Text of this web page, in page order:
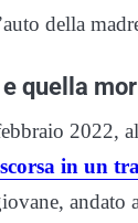
della
quella
2022,
in un
andato